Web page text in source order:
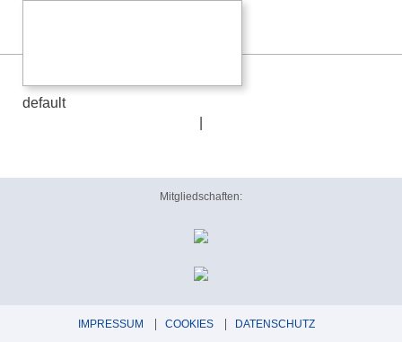
default
Mitgliedschaften:
IMPRESSUM COOKIES DATENSCHUTZ